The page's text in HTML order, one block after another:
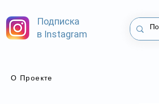
Подписка
в Instagram
О Проекте